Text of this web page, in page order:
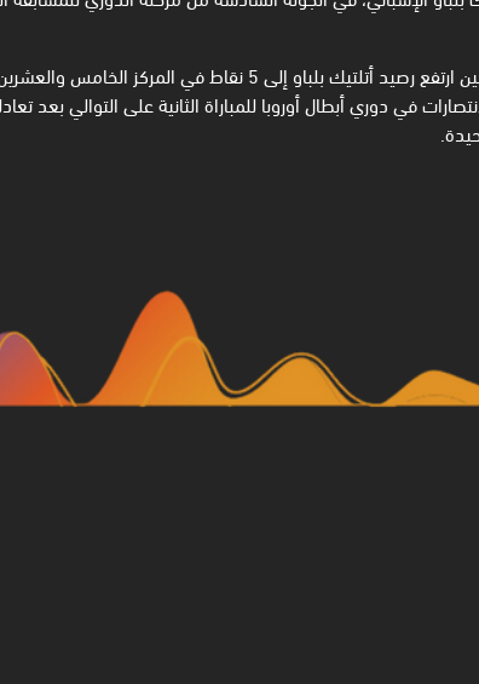
وأصبح في رصيد سان جيرمان، 13 نقطة في المركز الثالث، في حين ارتفع رصيد أتلتيك بلباو إلى 5 نقاط في